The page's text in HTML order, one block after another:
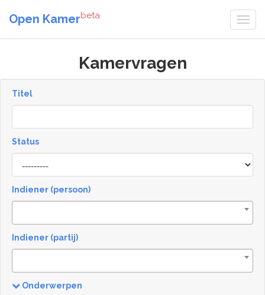
Open Kamerbeta
Kamervragen
Titel
Status
[invalid
name]
Indiener (persoon)
Indiener (partij)
Onderwerpen